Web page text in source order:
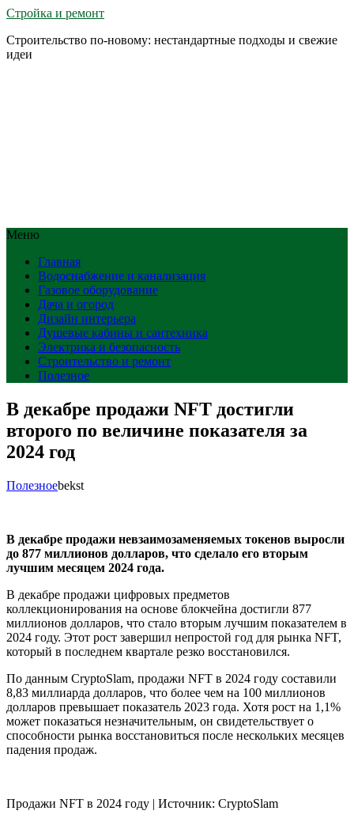
Стройка и ремонт
Строительство по-новому: нестандартные подходы и свежие
идеи
Меню
Главная
Водоснабжение и канализация
Газовое оборудование
Дача и огород
Дизайн интерьера
Душевые кабины и сантехника
Электрика и безопасность
Строительство и ремонт
Полезное
В декабре продажи NFT достигли
второго по величине показателя за
2024 год
Полезноеbekst
В декабре продажи невзаимозаменяемых токенов выросли
до 877 миллионов долларов, что сделало его вторым
лучшим месяцем 2024 года.
В декабре продажи цифровых предметов
коллекционирования на основе блокчейна достигли 877
миллионов долларов, что стало вторым лучшим показателем в
2024 году. Этот рост завершил непростой год для рынка NFT,
который в последнем квартале резко восстановился.
По данным CryptoSlam, продажи NFT в 2024 году составили
8,83 миллиарда долларов, что более чем на 100 миллионов
долларов превышает показатель 2023 года. Хотя рост на 1,1%
может показаться незначительным, он свидетельствует о
способности рынка восстановиться после нескольких месяцев
падения продаж.
Продажи NFT в 2024 году | Источник: CryptoSlam